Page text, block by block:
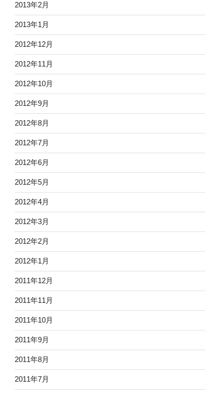
2013年2月
2013年1月
2012年12月
2012年11月
2012年10月
2012年9月
2012年8月
2012年7月
2012年6月
2012年5月
2012年4月
2012年3月
2012年2月
2012年1月
2011年12月
2011年11月
2011年10月
2011年9月
2011年8月
2011年7月